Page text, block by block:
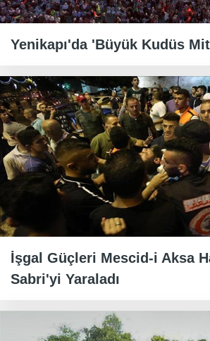
Yenikapı'da 'Büyük Kudüs
İşgal Güçleri Mescid-i Aksa
Sabri'yi Yaraladı